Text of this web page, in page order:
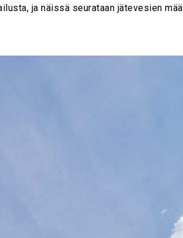
ja näissä seurataan jätevesien